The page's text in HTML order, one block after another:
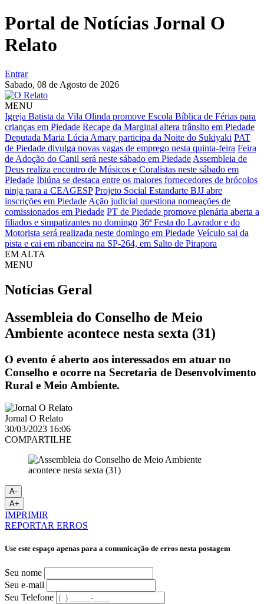
Portal de Notícias Jornal O
Relato
Entrar
Sabado, 08 de Agosto de 2026
MENU
Igreja Batista da Vila Olinda promove Escola Bíblica de Férias para
crianças em Piedade Recape da Marginal altera trânsito em Piedade
Deputada Maria Lúcia Amary participa da Noite do Sukiyaki PAT
de Piedade divulga novas vagas de emprego nesta quinta-feira Feira
de Adoção do Canil será neste sábado em Piedade Assembleia de
Deus realiza encontro de Músicos e Coralistas neste sábado em
Piedade Ibiúna se destaca entre os maiores fornecedores de brócolos
ninja para a CEAGESP Projeto Social Estandarte BJJ abre
inscrições em Piedade Ação judicial questiona nomeações de
comissionados em Piedade PT de Piedade promove plenária aberta a
filiados e simpatizantes no domingo 36ª Festa do Lavrador e do
Motorista será realizada neste domingo em Piedade Veículo sai da
pista e cai em ribanceira na SP-264, em Salto de Pirapora
EM ALTA
MENU
Notícias Geral
Assembleia do Conselho de Meio
Ambiente acontece nesta sexta (31)
O evento é aberto aos interessados em atuar no
Conselho e ocorre na Secretaria de Desenvolvimento
Rural e Meio Ambiente.
Jornal O Relato
30/03/2023 16:06
COMPARTILHE
A-
A+
IMPRIMIR
REPORTAR ERROS
Use este espaço apenas para a comunicação de erros nesta postagem
Seu nome
Seu e-mail
Seu Telefone